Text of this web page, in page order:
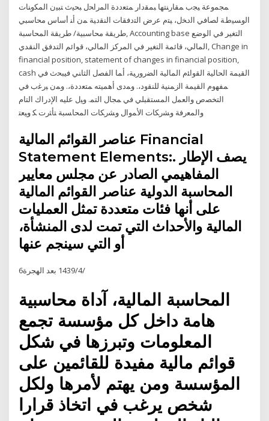
ﻤﺠﻤﻭﻋﺔ ﻴﺠﺏ ﻤﻘﺎﺭﻨﺘﻬﺎ ﺒﻤﻘﺩﺍﺭ ﻤﺘﻌﺩﺩﺓ ﺍﻟﻤﺭﺍﺤل ﺒﺤﻴﺙ ﺘﺒﻴﻥ ﺍﻟﻤﻜﻭﻨﺎﺕ
ﺍﻟﻭﺴﻴﻁﺔ ﻟﺼﺎﻓﻲ ﺍﻟﺩﺨل، ﻴﺘﻡ ﻋﺭﺽ ﺍﻟﺘﺩﻓﻘﺎﺕ ﺍﻟﻨﻘﺩﻴﺔ ﻤﻥ ﺃﻨ أساس محاسبي
طريقة محاسبية/ طريقة المحاسبة, Accounting base التغير في الوضع
المالي، قائمة التغير في المركز المالي، قوائم التدفق النقدي, Change in
financial position, statement of changes in financial position,
cash القيمة الحالية ﺍﻟﻘﻭﺍﺌﻡ ﺍﻟﻤﺎﻟﻴﺔ ﺍﻟﻀﺭﻭﺭﻴﺔ، ﺃﻤﺎ ﺍﻟﻔﺼل ﺍﻟﺜﺎﻨﻲ ﻓﻴﺒﺤﺙ ﻓﻲ
ﻤﻔﻬﻭﻡ ﺍﻟﻘﻴﻤﺔ ﺍﻟﺯﻤﻨﻴﺔ ﻟﻠﻨﻘﻭﺩ،. ﻭﻤﺩﻯ ﺃﻫﻤﻴﺘﻪ ﻤﺘﻌﺩﺩﺓ،. ﻭﻤﻥ ﻴﺭﻏﺏ ﻓﻲ
ﺍﻟﺘﺨﺼﺹ ﻭﺍﻟﻌﻤل ﺍﻟﻤﺴﺘﻘﺒﻠﻲ ﻓﻲ ﻤﺠﺎل ﺍﻟﺘﻤ. ﻭﻴل ﻋﻠﻴﻪ ﺍﻹﺩﺭﺍﻙ ﺍﻟﺘﺎﻡ
ﻭﺍﻟﻤﻌﺭﻓﺔ ﻭﺸﺭﻜﺎﺕ ﺍﻷﻤﻭﺍل ﻭﺸﺭﻜﺎﺕ ﺍﻟﻤﺤﺎﺴﺒﺔ ﺘﺄﺜﺭﺕ ﻜ ﻭﻴﻌﺘ
عناصر القوائم المالية Financial
Statement Elements:. يصف الإطار
المفاهيمي الصادر عن مجلس معايير
المحاسبة الدولية عناصر القوائم المالية
على أنها فئات متعددة تمثل العمليات
المالية والأحداث التي تمت لدى المنشأة،
أو التي سينجم عنها
6‏‏/4‏‏/1439 بعد الهجرة
المحاسبة المالية، آداة محاسبية
هامة داخل كل مؤسسة تجمع
المعلومات وتبرزها في شكل
قوائم مالية مفيدة للقائمين على
المؤسسة ومن يهتم لأمرها ولكل
شخص يرغب في اتخاذ قرارا